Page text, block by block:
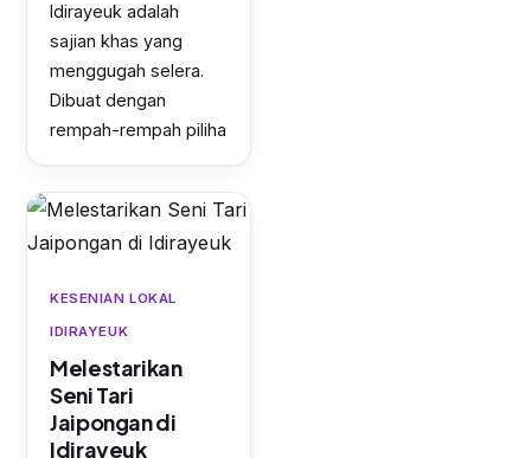
Idirayeuk adalah
sajian khas yang
menggugah selera.
Dibuat dengan
rempah-rempah piliha
KESENIAN LOKAL
IDIRAYEUK
Melestarikan
Seni Tari
Jaipongan di
Idirayeuk